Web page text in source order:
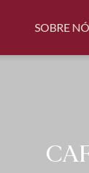
SOBRE